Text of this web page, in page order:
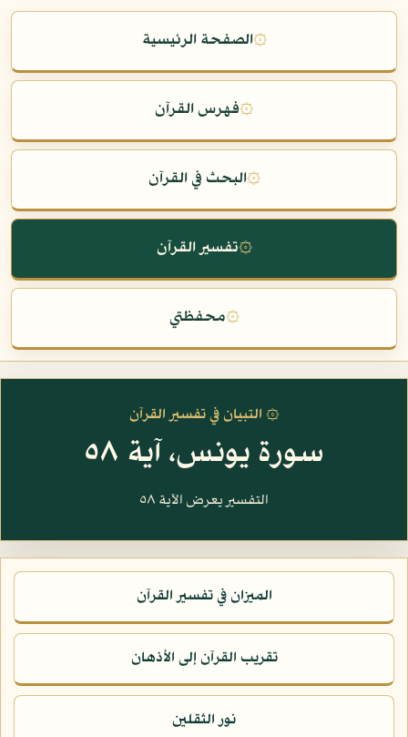
۞الصفحة الرئيسية
۞فهرس القرآن
۞البحث في القرآن
۞تفسير القرآن
۞محفظتي
۞ التبيان في تفسير القرآن
سورة يونس، آية ٥٨
التفسير يعرض الآية ٥٨
الميزان في تفسير القرآن
تقريب القرآن إلى الأذهان
نور الثقلين